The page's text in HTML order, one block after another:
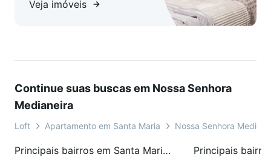
Veja imóveis
Continue suas buscas em Nossa Senhora
Medianeira
Loft Apartamento em Santa Maria Nossa Senhora
Principais bairros em Santa Maria, RS